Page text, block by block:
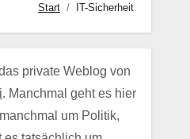
Start IT-Sicherheit
private Weblog von
. Manchmal geht es hier
um Politik,